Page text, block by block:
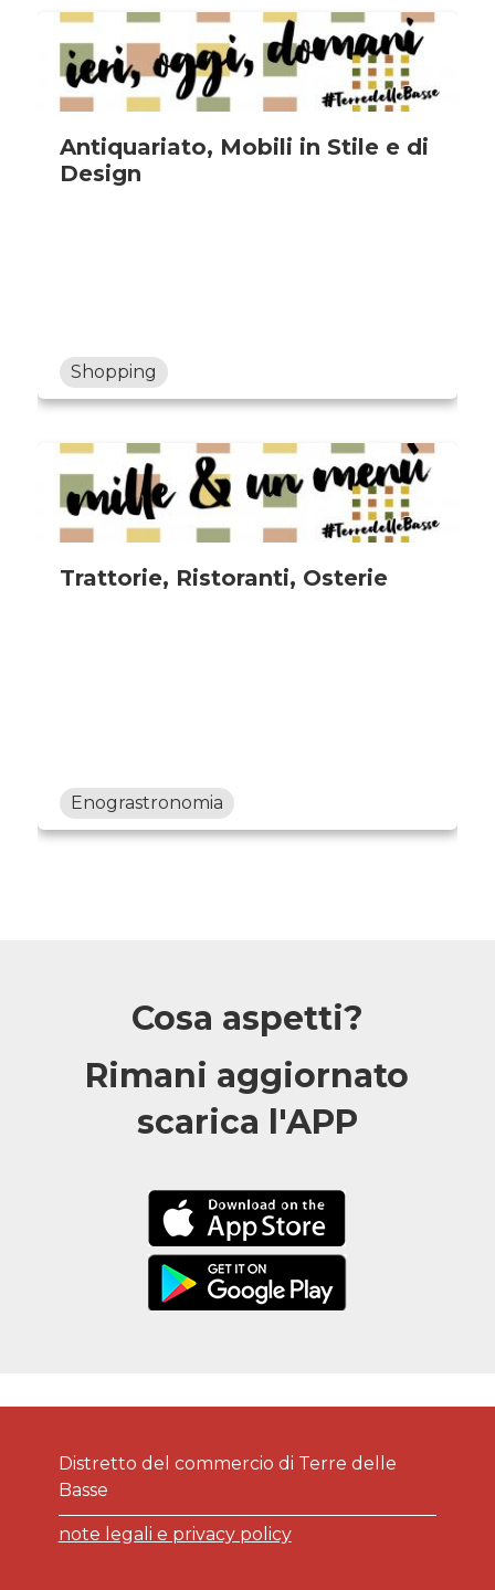
Antiquariato, Mobili in Stile e di
Design
Shopping
Trattorie, Ristoranti, Osterie
Enograstronomia
Cosa aspetti?
Rimani aggiornato
scarica l'APP
Distretto del commercio di Terre delle
Basse
note legali e privacy policy